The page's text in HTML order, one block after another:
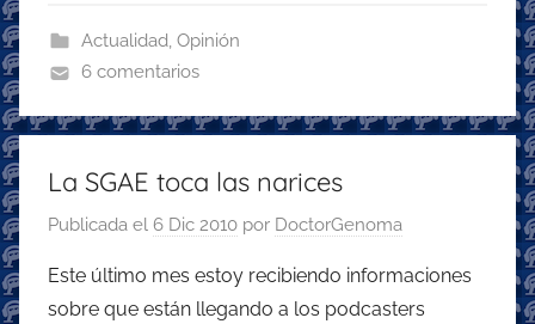
b
o
o
k
A
p
p
a
Actualidad, Opinión
6 comentarios
La SGAE toca las narices
Publicada el 6 Dic 2010 por DoctorGenoma
Este último mes estoy recibiendo informaciones
sobre que están llegando a los podcasters